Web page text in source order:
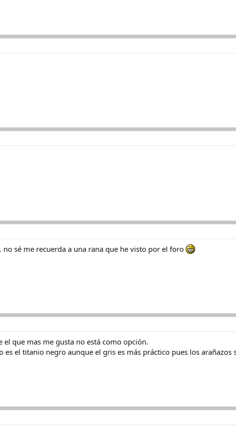
no sé me recuerda a una rana que he visto por el foro
el que mas me gusta no está como opción.
es el titanio negro aunque el gris es más práctico pues los arañazos